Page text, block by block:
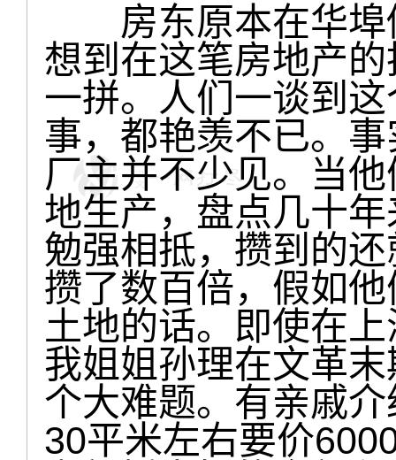
房东原本在华埠
想到在这笔房地产
一拼。人们一谈到这
事，都艳羡不已。
厂主并不少见。当
地生产，盘点几十
勉强相抵，攒到的
攒了数百倍，假如
土地的话。即使在
我姐姐孙理在文革
个大难题。有亲戚
30平米左右要价